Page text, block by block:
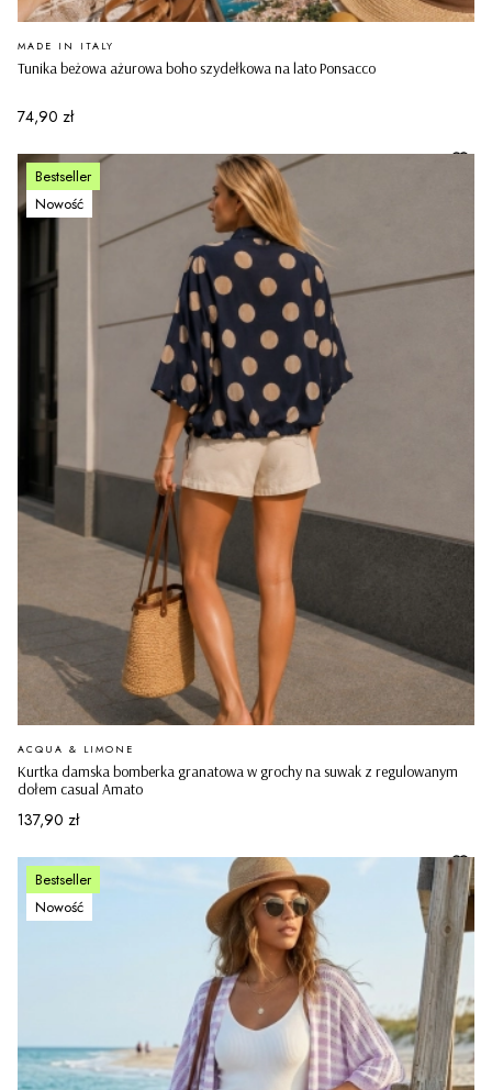
Tunika beżowa ażurowa boho szydełkowa na lato Ponsacco
PRODUCENT
MADE IN ITALY
Cena
74,90 zł
Bestseller
Nowość
Kurtka damska bomberka granatowa w grochy na suwak z regulowanym
dołem casual Amato
PRODUCENT
ACQUA & LIMONE
Cena
137,90 zł
Bestseller
Nowość